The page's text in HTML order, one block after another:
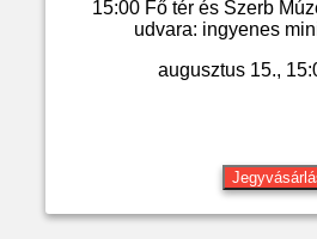
15:00 Fő tér és Szerb
udvara: ingyenes
augusztus 15.,